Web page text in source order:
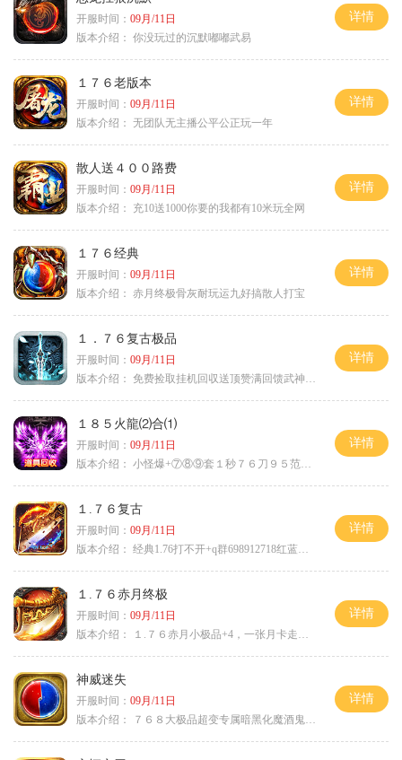
开服时间： 09月/11日
版本介绍： 你没玩过的沉默嘟嘟武易
详情
１７６老版本
开服时间： 09月/11日
版本介绍： 无团队无主播公平公正玩一年
详情
散人送４００路费
开服时间： 09月/11日
版本介绍：
充10送1000你要的我都有10米玩全网
详情
１７６经典
开服时间： 09月/11日
版本介绍： 赤月终极骨灰耐玩运九好搞散人打宝
详情
１．７６复古极品
开服时间： 09月/11日
版本介绍： 免费捡取挂机回収送顶赞满回馈武神之力
详情
１８５火龍⑵合⑴
开服时间： 09月/11日
版本介绍： 小怪爆+⑦⑧⑨套１秒７６刀９５范围捡
详情
１.７６复古
开服时间： 09月/11日
版本介绍： 经典1.76打不开+q群698912718红蓝毒符免费
详情
１.７６赤月终极
开服时间： 09月/11日
版本介绍：
１.７６赤月小极品+4，一张月卡走天涯c
详情
神威迷失
开服时间： 09月/11日
版本介绍：
７６８大极品超变专属暗黑化魔酒鬼微变合击火
详情